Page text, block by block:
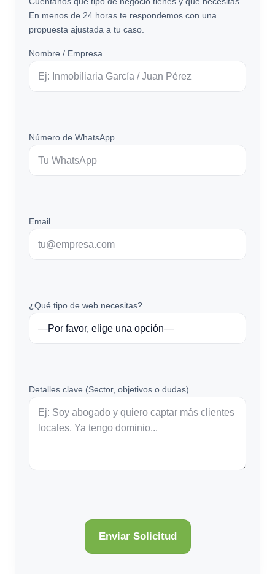
En menos de 24 horas te respondemos con una
propuesta ajustada a tu caso.
Nombre / Empresa
Número de WhatsApp
Email
¿Qué tipo de web necesitas?
Detalles clave (Sector, objetivos o dudas)